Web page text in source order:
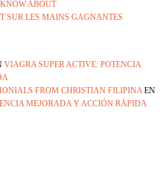
ABOUT
SUR LES MAINS GAGNANTES
VIAGRA SUPER ACTIVE: POTENCIA
FROM CHRISTIAN FILIPINAEN
MEJORADA Y ACCIÓN RÁPIDA